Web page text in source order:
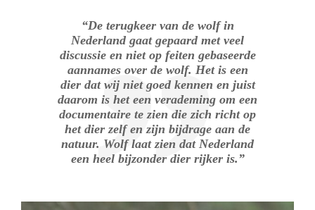
“De terugkeer van de wolf in
Nederland gaat gepaard met veel
discussie en niet op feiten gebaseerde
aannames over de wolf. Het is een
dier dat wij niet goed kennen en juist
daarom is het een verademing om een
documentaire te zien die zich richt op
het dier zelf en zijn bijdrage aan de
natuur. Wolf laat zien dat Nederland
een heel bijzonder dier rijker is.”